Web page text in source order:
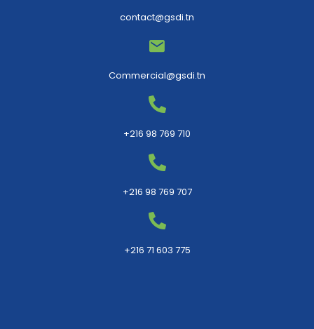
contact@gsdi.tn
Commercial@gsdi.tn
+216 98 769 710
+216 98 769 707
+216 71 603 775